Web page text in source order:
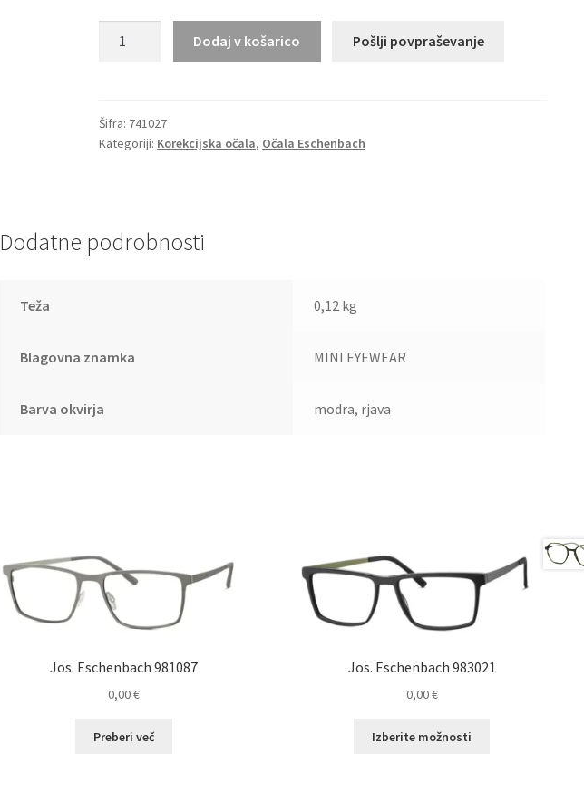
Dodaj v košarico Pošlji povpraševanje
Šifra: 741027
Kategoriji: Korekcijska očala, Očala Eschenbach
Dodatne podrobnosti
Teža 0,12 kg
Blagovna znamka MINI EYEWEAR
Barva okvirja modra, rjava
Jos. Eschenbach 981087
0,00€
Preberi več
Jos. Eschenbach 983021
0,00€
Izberite možnosti